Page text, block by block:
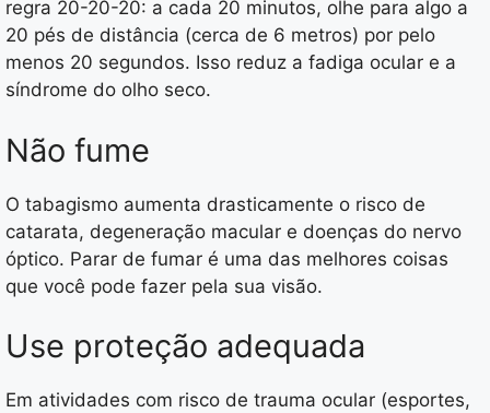
regra 20-20-20: a cada 20 minutos, olhe para algo a
20 pés de distância (cerca de 6 metros) por pelo
menos 20 segundos. Isso reduz a fadiga ocular e a
síndrome do olho seco.
Não fume
O tabagismo aumenta drasticamente o risco de
catarata, degeneração macular e doenças do nervo
óptico. Parar de fumar é uma das melhores coisas
que você pode fazer pela sua visão.
Use proteção adequada
Em atividades com risco de trauma ocular (esportes,